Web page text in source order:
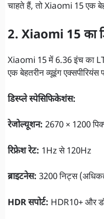
चाहते हैं, तो Xiaomi 15 एक
2. Xiaomi 15 का
Xiaomi 15 में 6.36 इंच का
एक बेहतरीन व्यूइंग एक्सपीरियंस
डिस्प्ले स्पेसिफिकेशंस:
रेजोल्यूशन: 2670 × 1200
रिफ्रेश रेट: 1Hz से 120Hz
ब्राइटनेस: 3200 निट्स
HDR सपोर्ट: HDR10+ और